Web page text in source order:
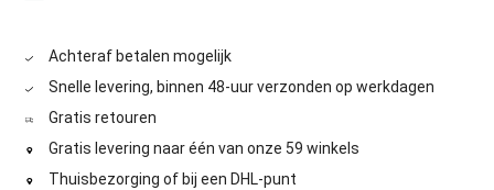
Achteraf betalen mogelijk
Snelle levering, binnen 48-uur verzonden op werkdagen
Gratis retouren
Gratis levering naar één van onze 59 winkels
Thuisbezorging of bij een DHL-punt